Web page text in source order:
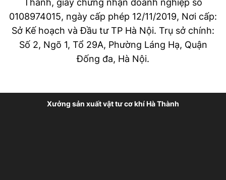
Thành, giấy chứng nhận doanh nghiệp số
0108974015, ngày cấp phép 12/11/2019, Nơi cấp:
Sở Kế hoạch và Đầu tư TP Hà Nội. Trụ sở chính:
Số 2, Ngõ 1, Tổ 29A, Phường Láng Hạ, Quận
Đống đa, Hà Nội.
Xưởng sản xuất vật tư cơ khí Hà Thành